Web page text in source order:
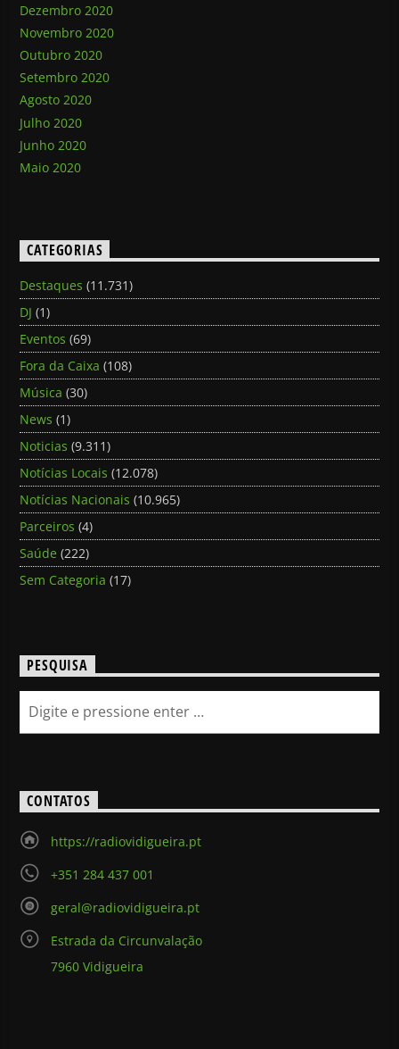
Dezembro 2020
Novembro 2020
Outubro 2020
Setembro 2020
Agosto 2020
Julho 2020
Junho 2020
Maio 2020
CATEGORIAS
Destaques (11.731)
DJ (1)
Eventos (69)
Fora da Caixa (108)
Música (30)
News (1)
Noticias (9.311)
Notícias Locais (12.078)
Notícias Nacionais (10.965)
Parceiros (4)
Saúde (222)
Sem Categoria (17)
PESQUISA
CONTATOS
https://radiovidigueira.pt
+351 284 437 001
geral@radiovidigueira.pt
Estrada da Circunvalação
7960 Vidigueira